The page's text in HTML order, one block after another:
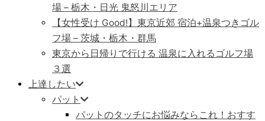
場 – 栃木・日光 鬼怒川エリア
【女性受け Good!】東京近郊 宿泊+温泉つきゴル
フ場 – 茨城・栃木・群馬
東京から日帰りで行ける 温泉に入れるゴルフ場
３選
上達したい
パット
パットのタッチにお悩みならこれ！おすす